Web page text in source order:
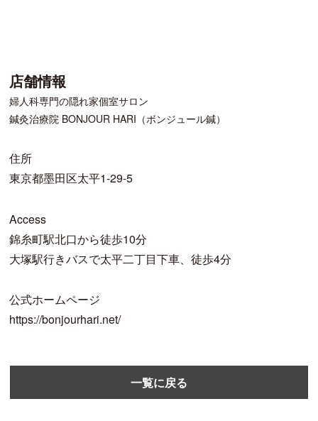
店舗情報
婦人科専門の隠れ家個室サロン
鍼灸治療院 BONJOUR HARI（ボンジュール鍼）
住所
東京都墨田区太平1-29-5
Access
錦糸町駅北口から徒歩10分
大塚駅行きバスで太平二丁目下車、徒歩4分
公式ホームページ
https://bonjourhari.net/
一覧に戻る